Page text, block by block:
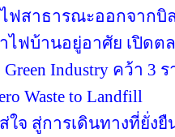
ฟสาธารณะออกจาก
ไฟบ้านอยู่อาศัย เปิดต
Industry คว้า 3
Waste to Landfill
จ สู่การเดินทางที่ยั่ง